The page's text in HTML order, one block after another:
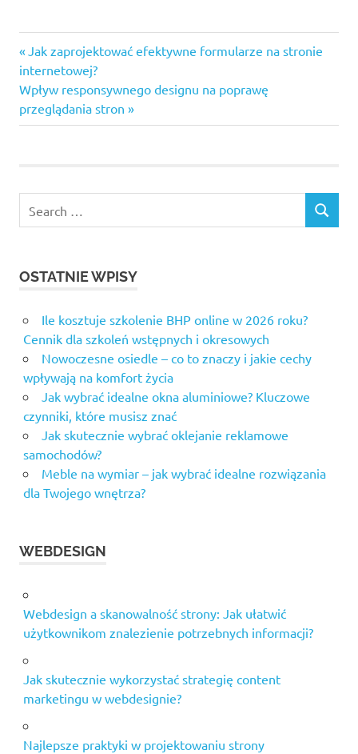
Nawigacja
wpisu
Previous
Post:
Jak zaprojektować efektywne formularze na stronie
internetowej?
Next
Post:
Wpływ responsywnego designu na poprawę
przeglądania stron
for:
SEARCH
OSTATNIE WPISY
Ile kosztuje szkolenie BHP online w 2026 roku?
Cennik dla szkoleń wstępnych i okresowych
Nowoczesne osiedle – co to znaczy i jakie cechy
wpływają na komfort życia
Jak wybrać idealne okna aluminiowe? Kluczowe
czynniki, które musisz znać
Jak skutecznie wybrać oklejanie reklamowe
samochodów?
Meble na wymiar – jak wybrać idealne rozwiązania
dla Twojego wnętrza?
WEBDESIGN
Webdesign a skanowalność strony: Jak ułatwić
użytkownikom znalezienie potrzebnych informacji?
Jak skutecznie wykorzystać strategię content
marketingu w webdesignie?
Najlepsze praktyki w projektowaniu strony